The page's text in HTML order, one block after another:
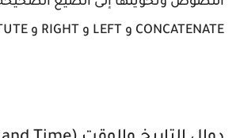
CONCATENATE و LEFT و RIGHT و SUBSTITUTE وغيرها.